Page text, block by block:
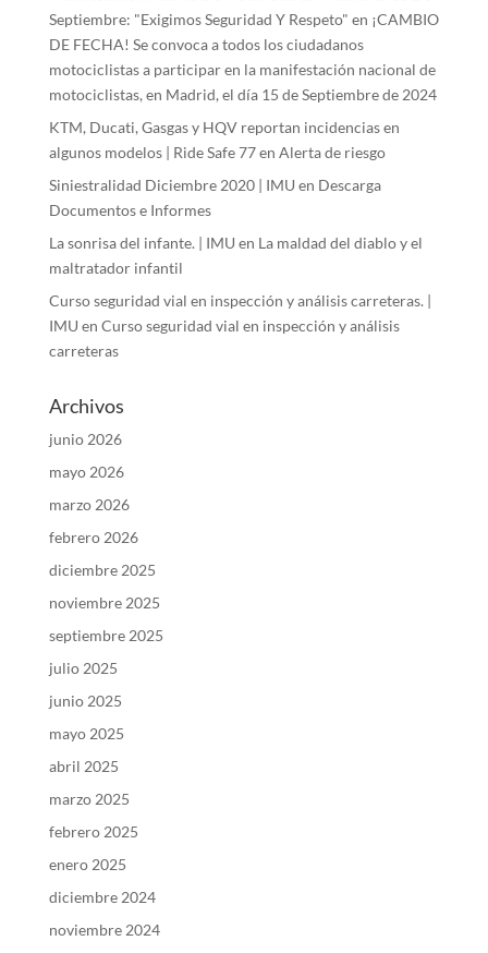
Septiembre: "Exigimos Seguridad Y Respeto" en ¡CAMBIO
DE FECHA! Se convoca a todos los ciudadanos
motociclistas a participar en la manifestación nacional de
motociclistas, en Madrid, el día 15 de Septiembre de 2024
KTM, Ducati, Gasgas y HQV reportan incidencias en
algunos modelos | Ride Safe 77en Alerta de riesgo
Siniestralidad Diciembre 2020 | IMU en Descarga
Documentos e Informes
La sonrisa del infante. | IMU en La maldad del diablo y el
maltratador infantil
Curso seguridad vial en inspección y análisis carreteras. |
IMU en Curso seguridad vial en inspección y análisis
carreteras
Archivos
junio 2026
mayo 2026
marzo 2026
febrero 2026
diciembre 2025
noviembre 2025
septiembre 2025
julio 2025
junio 2025
mayo 2025
abril 2025
marzo 2025
febrero 2025
enero 2025
diciembre 2024
noviembre 2024